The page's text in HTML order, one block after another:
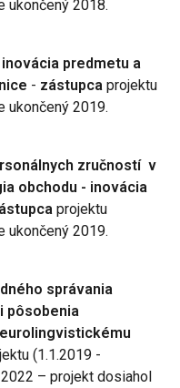
ukončený 2018.
predmetu a
- zástupca projektu
ukončený 2019.
zručností v
obchodu - inovácia
projektu
ukončený 2019.
správania
pôsobenia
(1.1.2019 -
– projekt dosiahol